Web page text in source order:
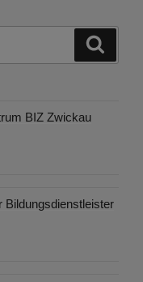
BIZ Zwickau
Bildungsdienstleister